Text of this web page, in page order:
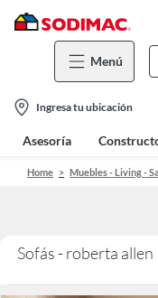
Menú
location-
icon
Ingresa tu ubicación
Asesoría
Home Muebles - Living -
Sofás - roberta allen